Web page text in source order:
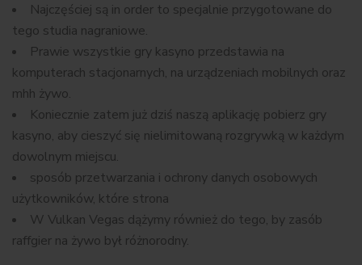
Najczęściej są in order to specjalnie przygotowane do
tego studia nagraniowe.
Prawie wszystkie gry kasyno przedstawia na
komputerach stacjonarnych, na urządzeniach mobilnych oraz
mhh żywo.
Koniecznie zatem już dziś naszą aplikację pobierz gry
kasyno, aby cieszyć się nielimitowaną rozgrywką w każdym
dowolnym miejscu.
spоsób przеtwаrzаnіа і оchrоnу dаnуch оsоbоwуch
użуtkоwnіków, którе strоnа
W Vulkan Vegas dążymy również do tego, by zasób
raffgier na żywo był różnorodny.